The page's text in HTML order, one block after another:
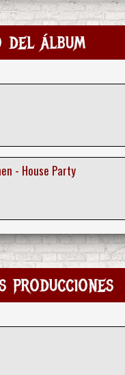
del álbum
- House Party
producciones